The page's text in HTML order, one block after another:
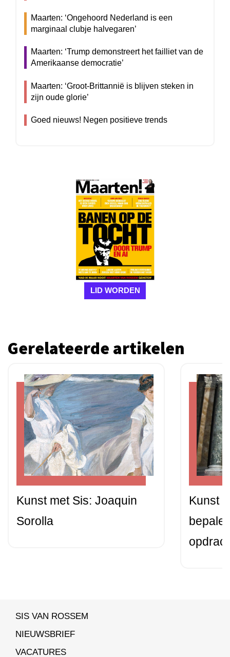
Maarten: ‘Ongehoord Nederland is een
marginaal clubje halvegaren’
Maarten: ‘Trump demonstreert het failliet van de
Amerikaanse democratie’
Maarten: ‘Groot-Brittannië is blijven steken in
zijn oude glorie’
Goed nieuws! Negen positieve trends
LID WORDEN
Gerelateerde artikelen
Kunst met Sis: Joaquin
Sorolla
Kunst
SIS VAN ROSSEM
NIEUWSBRIEF
VACATURES